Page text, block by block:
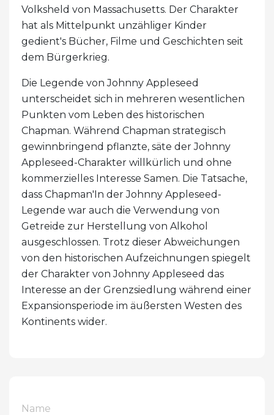
Volksheld von Massachusetts. Der Charakter
hat als Mittelpunkt unzähliger Kinder
gedient's Bücher, Filme und Geschichten seit
dem Bürgerkrieg.
Die Legende von Johnny Appleseed
unterscheidet sich in mehreren wesentlichen
Punkten vom Leben des historischen
Chapman. Während Chapman strategisch
gewinnbringend pflanzte, säte der Johnny
Appleseed-Charakter willkürlich und ohne
kommerzielles Interesse Samen. Die Tatsache,
dass Chapman'In der Johnny Appleseed-
Legende war auch die Verwendung von
Getreide zur Herstellung von Alkohol
ausgeschlossen. Trotz dieser Abweichungen
von den historischen Aufzeichnungen spiegelt
der Charakter von Johnny Appleseed das
Interesse an der Grenzsiedlung während einer
Expansionsperiode im äußersten Westen des
Kontinents wider.
Name